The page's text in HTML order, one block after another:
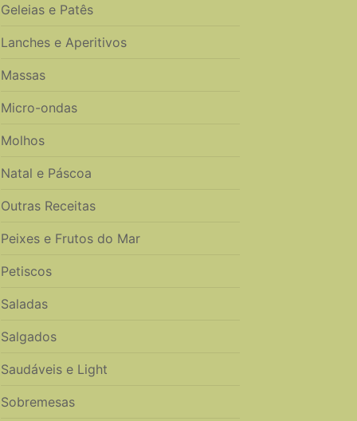
Geleias e Patês
Lanches e Aperitivos
Massas
Micro-ondas
Molhos
Natal e Páscoa
Outras Receitas
Peixes e Frutos do Mar
Petiscos
Saladas
Salgados
Saudáveis e Light
Sobremesas